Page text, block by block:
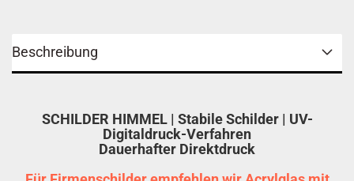
Beschreibung
SCHILDER HIMMEL | Stabile Schilder | UV-
Digitaldruck-Verfahren
Dauerhafter Direktdruck